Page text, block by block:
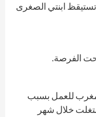
تستيقظ ابنتي الصغرى
الفرصة.
للعمل بسبب
خلال شهر